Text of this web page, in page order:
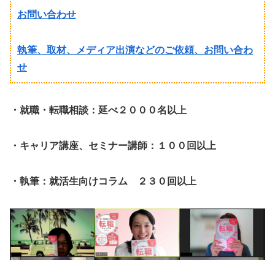
お問い合わせ
執筆、取材、メディア出演などのご依頼、お問い合わ
せ
・就職・転職相談：延べ２０００名以上
・キャリア講座、セミナー講師：１００回以上
・執筆：就活生向けコラム ２３０回以上